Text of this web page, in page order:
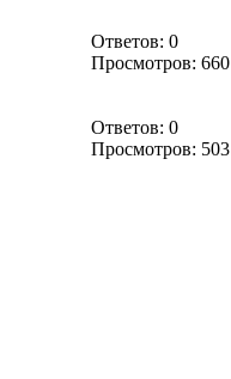
Ответов: 0
Просмотров: 660
Ответов: 0
Просмотров: 503